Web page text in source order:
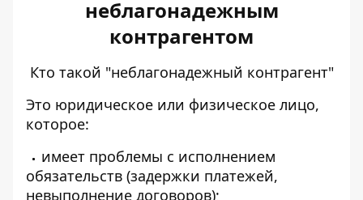
неблагонадежным
контрагентом
Кто такой "неблагонадежный контрагент"
Это юридическое или физическое лицо,
которое:
имеет проблемы с исполнением
обязательств (задержки платежей,
невыполнение договоров);